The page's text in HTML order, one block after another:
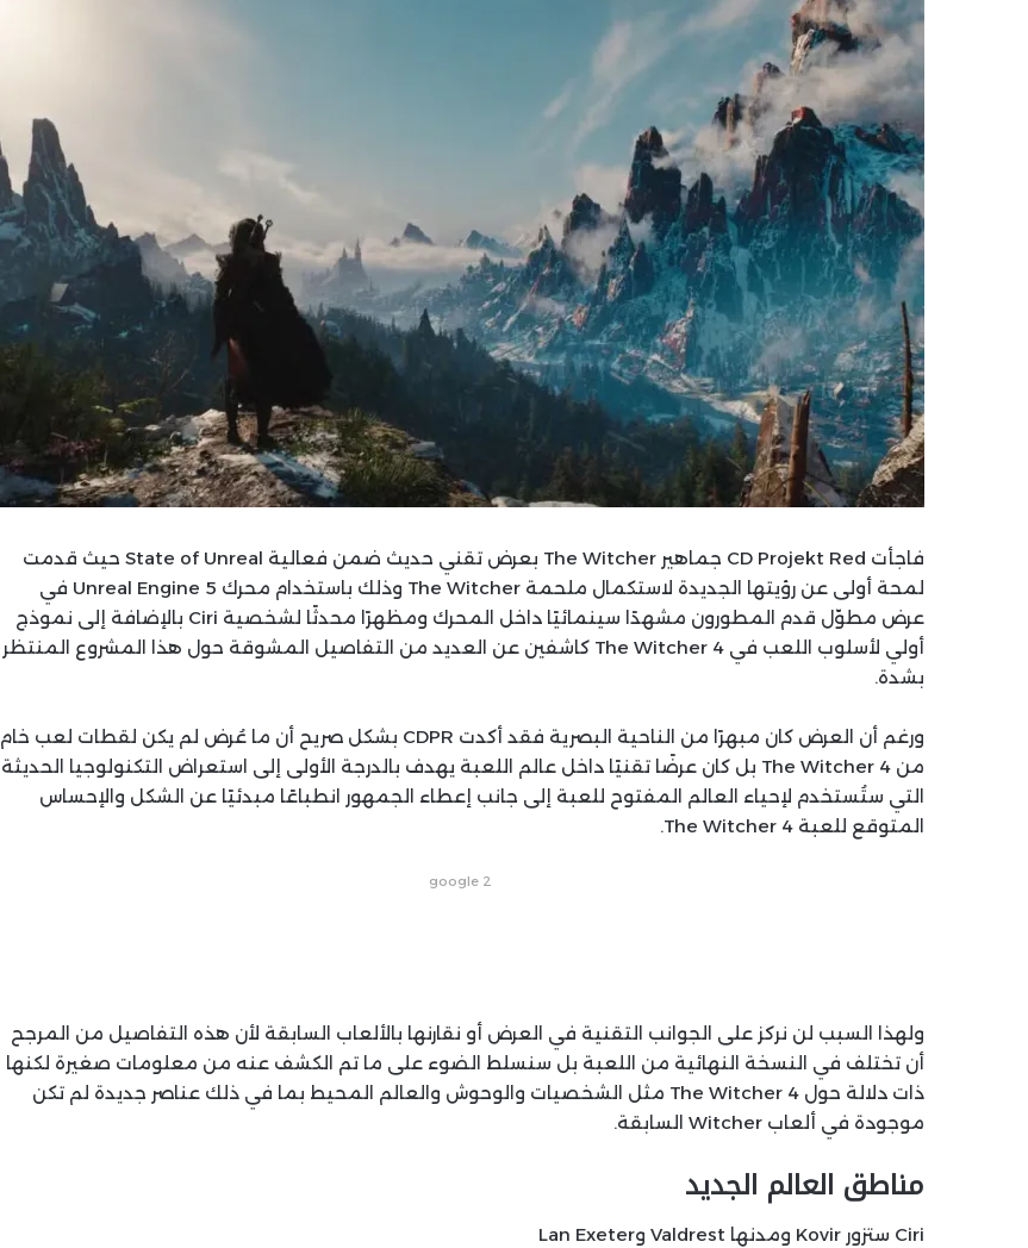
فاجأت CD Projekt Red جماهير The Witcher بعرض تقني حديث ضمن فعالية State of Unreal حيث قدمت
لمحة أولى عن رؤيتها الجديدة لاستكمال ملحمة The Witcher وذلك باستخدام محرك Unreal Engine 5 في
عرض مطوّل قدم المطورون مشهدًا سينمائيًا داخل المحرك ومظهرًا محدثًا لشخصية Ciri بالإضافة إلى نموذج
أولي لأسلوب اللعب في The Witcher 4 كاشفين عن العديد من التفاصيل المشوقة حول هذا المشروع المنتظر
بشدة.
ورغم أن العرض كان مبهرًا من الناحية البصرية فقد أكدت CDPR بشكل صريح أن ما عُرض لم يكن لقطات لعب خام
من The Witcher 4 بل كان عرضًا تقنيًا داخل عالم اللعبة يهدف بالدرجة الأولى إلى استعراض التكنولوجيا الحديثة
التي ستُستخدم لإحياء العالم المفتوح للعبة إلى جانب إعطاء الجمهور انطباعًا مبدئيًا عن الشكل والإحساس
المتوقع للعبة The Witcher 4.
google 2
ولهذا السبب لن نركز على الجوانب التقنية في العرض أو نقارنها بالألعاب السابقة لأن هذه التفاصيل من المرجح
أن تختلف في النسخة النهائية من اللعبة بل سنسلط الضوء على ما تم الكشف عنه من معلومات صغيرة لكنها
ذات دلالة حول The Witcher 4 مثل الشخصيات والوحوش والعالم المحيط بما في ذلك عناصر جديدة لم تكن
موجودة في ألعاب Witcher السابقة.
مناطق العالم الجديد
Ciri ستزور Kovir ومدنها Valdrest وLan Exeter